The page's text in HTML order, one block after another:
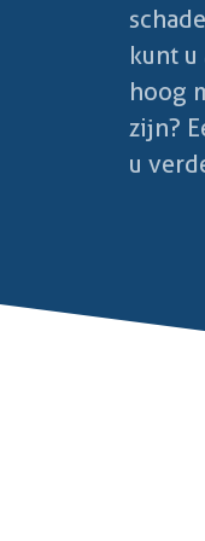
kunt
hoog
zijn?
u